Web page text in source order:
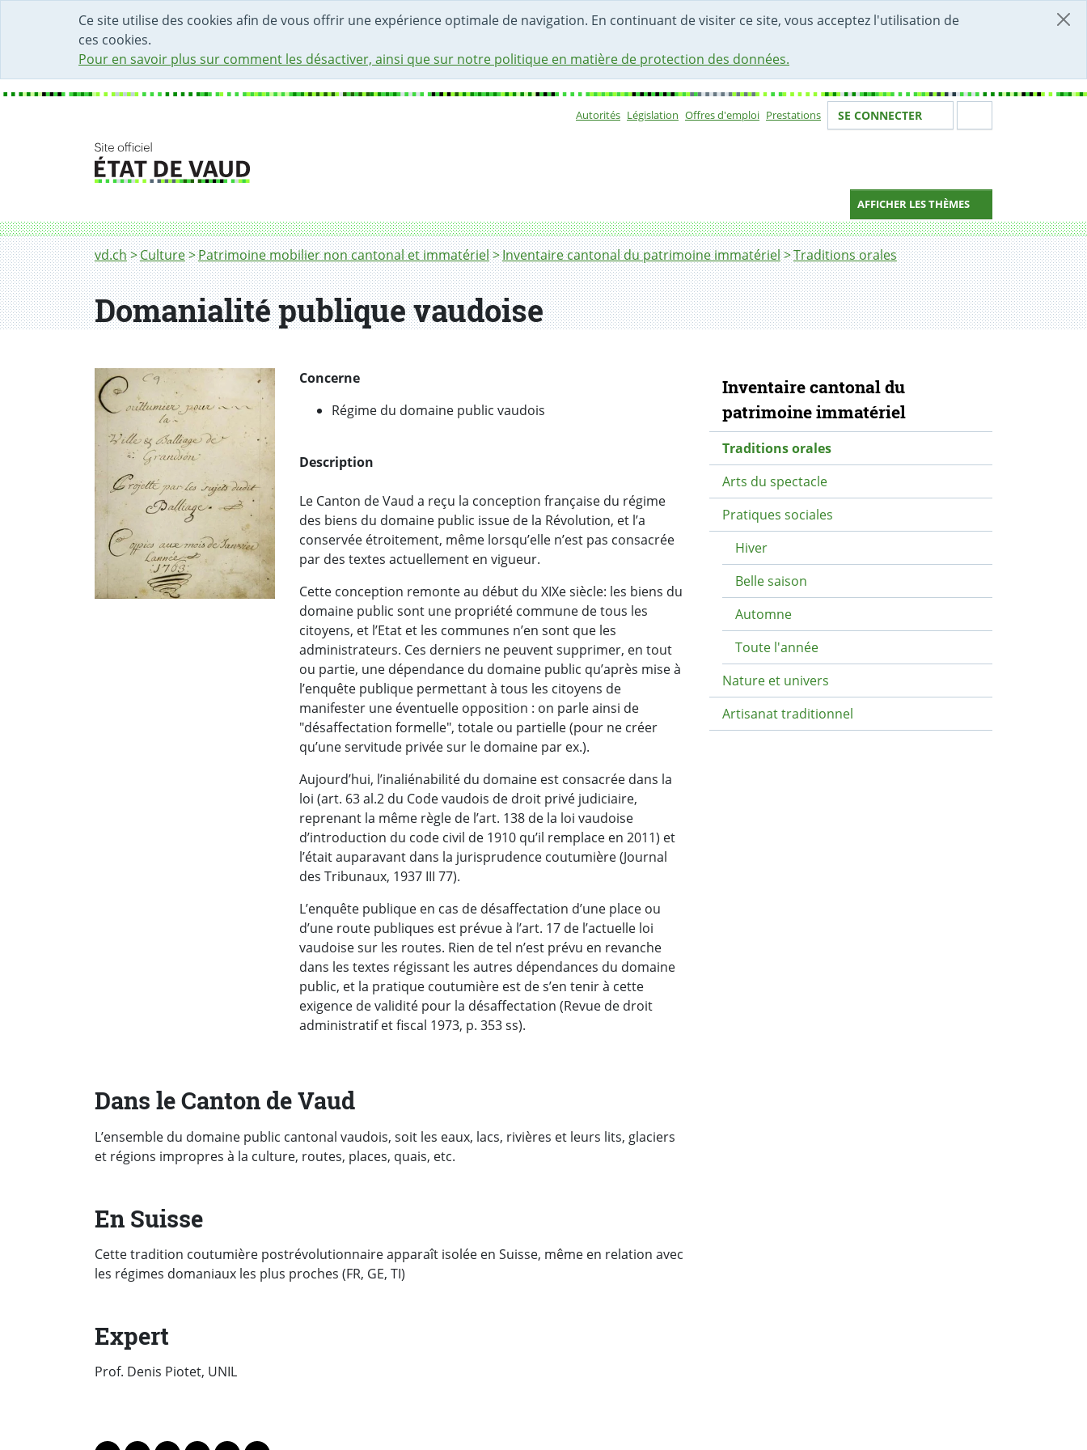
Ce site utilise des cookies afin de vous offrir une expérience optimale de navigation. En continuant de visiter ce site, vous acceptez l'utilisation de
ces cookies.
Pour en savoir plus sur comment les désactiver, ainsi que sur notre politique en matière de protection des données.
DÉBUT DU CONTENU DE LA PAGE
ACCÈS AU CHAMP DE RECHERCHE
PAGE D'ACCUEIL
FORMULAIRE DE CONTACT
Autorités Législation Offres d'emploi Prestations Votre identité
SE CONNECTER
AFFICHER LES THÈMES
Fil d'Ariane
vd.ch Culture Patrimoine mobilier non cantonal et immatériel Inventaire cantonal du patrimoine immatériel Traditions orales
Domanialité publique vaudoise
Concerne
Régime du domaine public vaudois
Description
Le Canton de Vaud a reçu la conception française du régime
des biens du domaine public issue de la Révolution, et l’a
conservée étroitement, même lorsqu’elle n’est pas consacrée
par des textes actuellement en vigueur.
Cette conception remonte au début du XIXe siècle: les biens du
domaine public sont une propriété commune de tous les
citoyens, et l’Etat et les communes n’en sont que les
administrateurs. Ces derniers ne peuvent supprimer, en tout
ou partie, une dépendance du domaine public qu’après mise à
l’enquête publique permettant à tous les citoyens de
manifester une éventuelle opposition : on parle ainsi de
"désaffectation formelle", totale ou partielle (pour ne créer
qu’une servitude privée sur le domaine par ex.).
Aujourd’hui, l’inaliénabilité du domaine est consacrée dans la
loi (art. 63 al.2 du Code vaudois de droit privé judiciaire,
reprenant la même règle de l’art. 138 de la loi vaudoise
d’introduction du code civil de 1910 qu’il remplace en 2011) et
l’était auparavant dans la jurisprudence coutumière (Journal
des Tribunaux, 1937 III 77).
L’enquête publique en cas de désaffectation d’une place ou
d’une route publiques est prévue à l’art. 17 de l’actuelle loi
vaudoise sur les routes. Rien de tel n’est prévu en revanche
dans les textes régissant les autres dépendances du domaine
public, et la pratique coutumière est de s’en tenir à cette
exigence de validité pour la désaffectation (Revue de droit
administratif et fiscal 1973, p. 353 ss).
Dans le Canton de Vaud
L’ensemble du domaine public cantonal vaudois, soit les eaux, lacs, rivières et leurs lits, glaciers
et régions impropres à la culture, routes, places, quais, etc.
En Suisse
Cette tradition coutumière postrévolutionnaire apparaît isolée en Suisse, même en relation avec
les régimes domaniaux les plus proches (FR, GE, TI)
Expert
Prof. Denis Piotet, UNIL
Navigation secondaire
Inventaire cantonal du
patrimoine immatériel
Traditions orales
Arts du spectacle
Pratiques sociales
Hiver
Belle saison
Automne
Toute l'année
Nature et univers
Artisanat traditionnel